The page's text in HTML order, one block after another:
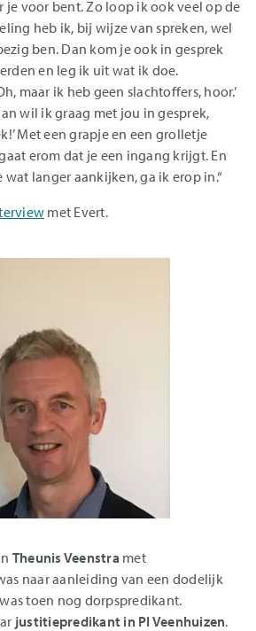
je voor bent. Zo loop ik ook veel op de
heb ik, bij wijze van spreken, wel
ben. Dan kom je ook in gesprek
en leg ik uit wat ik doe.
maar ik heb geen slachtoffers, hoor.’
wil ik graag met jou in gesprek,
Met een grapje en een grolletje
erom dat je een ingang krijgt. En
wat langer aankijken, ga ik erop in.“
met Evert.
Theunis Veenstra met
naar aanleiding van een dodelijk
toen nog dorpspredikant.
justitiepredikant in PI Veenhuizen.